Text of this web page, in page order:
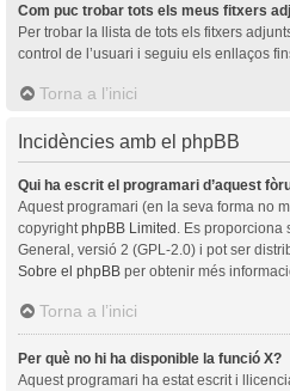
Com puc trobar tots els meus fitxers
Per trobar la llista de tots els fitxers
control de l’usuari i seguiu els enllaços
Torna a l’inici
Incidències amb el phpBB
Qui ha escrit el programari d’aquest
Aquest programari (en la seva forma no
copyright phpBB Limited . Es
General, versió 2 (GPL-2.0) i pot ser
Sobre el phpBB per obtenir més
Torna a l’inici
Per què no hi ha disponible la funció X?
Aquest programari ha estat escrit i